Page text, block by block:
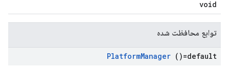
void
توابع محافظت شده
PlatformManager ()=default